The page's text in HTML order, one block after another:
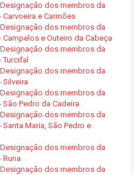
dos membros da
e Carmões
dos membros da
Campelos e Outeiro da Cabeça
dos membros da
dos membros da
Silveira
dos membros da
Pedro da Cadeira
dos membros da
Maria, São Pedro e
dos membros da
Runa
dos membros da